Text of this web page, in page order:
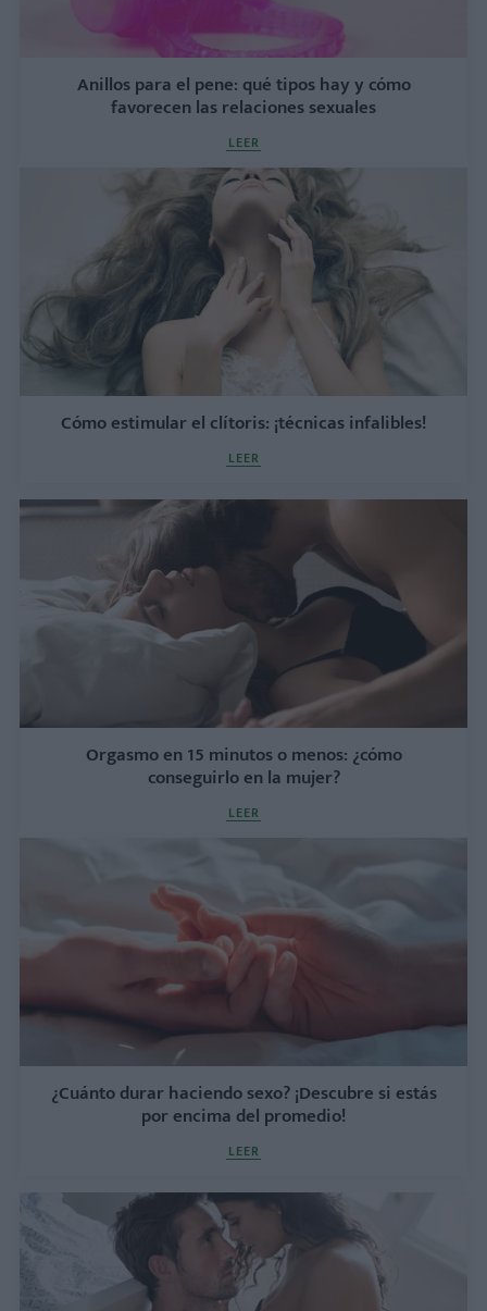
Anillos para el pene: qué tipos hay y cómo
favorecen las relaciones sexuales
LEER
Cómo estimular el clítoris: ¡técnicas infalibles!
LEER
Orgasmo en 15 minutos o menos: ¿cómo
conseguirlo en la mujer?
LEER
¿Cuánto durar haciendo sexo? ¡Descubre si estás
por encima del promedio!
LEER